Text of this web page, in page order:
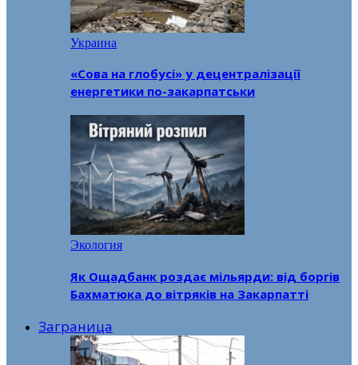
Украина
«Сова на глобусі» у децентралізації
енергетики по-закарпатськи
Экология
Як Ощадбанк роздає мільярди: від боргів
Бахматюка до вітряків на Закарпатті
Заграница